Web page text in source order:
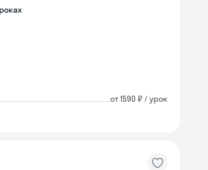
от 1590 ₽ / урок